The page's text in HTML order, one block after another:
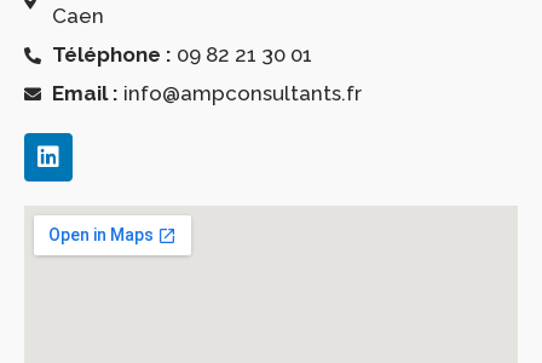
Caen
Téléphone : 09 82 21 30 01
Email : info@ampconsultants.fr